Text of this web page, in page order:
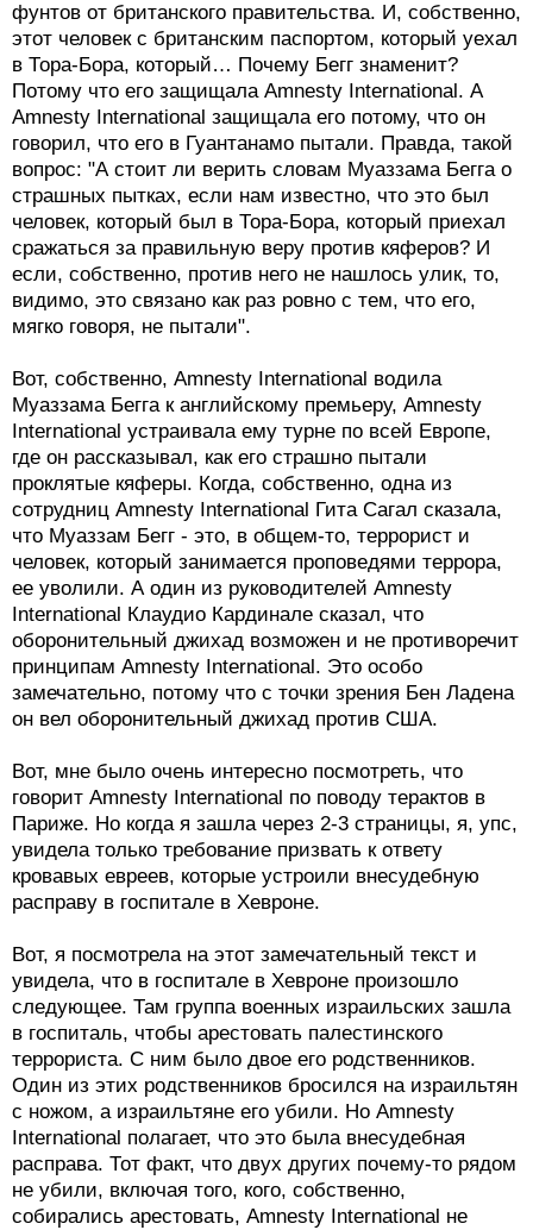
фунтов от британского правительства. И, собственно,
этот человек с британским паспортом, который уехал
в Тора-Бора, который… Почему Бегг знаменит?
Потому что его защищала Amnesty International. А
Amnesty International защищала его потому, что он
говорил, что его в Гуантанамо пытали. Правда, такой
вопрос: "А стоит ли верить словам Муаззама Бегга о
страшных пытках, если нам известно, что это был
человек, который был в Тора-Бора, который приехал
сражаться за правильную веру против кяферов? И
если, собственно, против него не нашлось улик, то,
видимо, это связано как раз ровно с тем, что его,
мягко говоря, не пытали".
Вот, собственно, Amnesty International водила
Муаззама Бегга к английскому премьеру, Amnesty
International устраивала ему турне по всей Европе,
где он рассказывал, как его страшно пытали
проклятые кяферы. Когда, собственно, одна из
сотрудниц Amnesty International Гита Сагал сказала,
что Муаззам Бегг - это, в общем-то, террорист и
человек, который занимается проповедями террора,
ее уволили. А один из руководителей Amnesty
International Клаудио Кардинале сказал, что
оборонительный джихад возможен и не противоречит
принципам Amnesty International. Это особо
замечательно, потому что с точки зрения Бен Ладена
он вел оборонительный джихад против США.
Вот, мне было очень интересно посмотреть, что
говорит Amnesty International по поводу терактов в
Париже. Но когда я зашла через 2-3 страницы, я, упс,
увидела только требование призвать к ответу
кровавых евреев, которые устроили внесудебную
расправу в госпитале в Хевроне.
Вот, я посмотрела на этот замечательный текст и
увидела, что в госпитале в Хевроне произошло
следующее. Там группа военных израильских зашла
в госпиталь, чтобы арестовать палестинского
террориста. С ним было двое его родственников.
Один из этих родственников бросился на израильтян
с ножом, а израильтяне его убили. Но Amnesty
International полагает, что это была внесудебная
расправа. Тот факт, что двух других почему-то рядом
не убили, включая того, кого, собственно,
собирались арестовать, Amnesty International не